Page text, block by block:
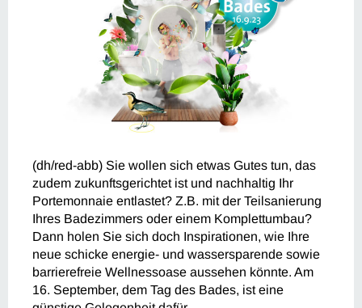
(dh/red-abb) Sie wollen sich etwas Gutes tun, das
zudem zukunftsgerichtet ist und nachhaltig Ihr
Portemonnaie entlastet? Z.B. mit der Teilsanierung
Ihres Badezimmers oder einem Komplettumbau?
Dann holen Sie sich doch Inspirationen, wie Ihre
neue schicke energie- und wassersparende sowie
barrierefreie Wellnessoase aussehen könnte. Am
16. September, dem Tag des Bades, ist eine